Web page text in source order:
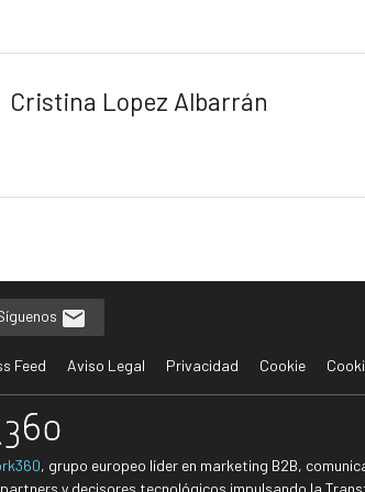
Cristina Lopez Albarrán
Feed Aviso Legal Privacidad Cookie
, grupo europeo líder en marketing B2B,
y decisores tecnológicos impulsando la